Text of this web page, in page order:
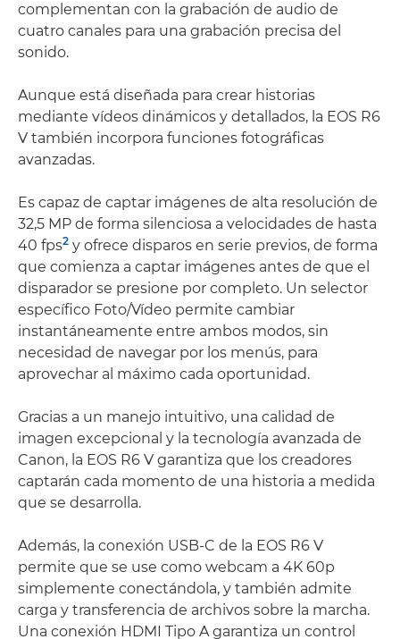
complementan con la grabación de audio de
cuatro canales para una grabación precisa del
sonido.
Aunque está diseñada para crear historias
mediante vídeos dinámicos y detallados, la EOS R6
V también incorpora funciones fotográficas
avanzadas.
Es capaz de captar imágenes de alta resolución de
32,5 MP de forma silenciosa a velocidades de hasta
40 fps2 y ofrece disparos en serie previos, de forma
que comienza a captar imágenes antes de que el
disparador se presione por completo. Un selector
específico Foto/Vídeo permite cambiar
instantáneamente entre ambos modos, sin
necesidad de navegar por los menús, para
aprovechar al máximo cada oportunidad.
Gracias a un manejo intuitivo, una calidad de
imagen excepcional y la tecnología avanzada de
Canon, la EOS R6 V garantiza que los creadores
captarán cada momento de una historia a medida
que se desarrolla.
Además, la conexión USB-C de la EOS R6 V
permite que se use como webcam a 4K 60p
simplemente conectándola, y también admite
carga y transferencia de archivos sobre la marcha.
Una conexión HDMI Tipo A garantiza un control